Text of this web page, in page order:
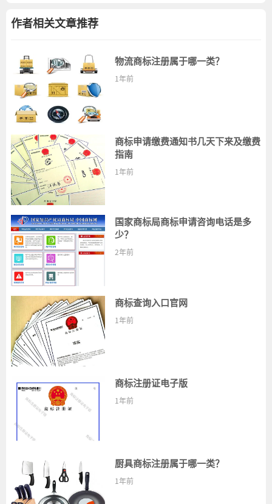
作者相关文章推荐
物流商标注册属于哪一类？
1年前
商标申请缴费通知书几天下来及缴费
指南
1年前
国家商标局商标申请咨询电话是多
少？
2年前
商标查询入口官网
1年前
商标注册证电子版
1年前
厨具商标注册属于哪一类？
1年前